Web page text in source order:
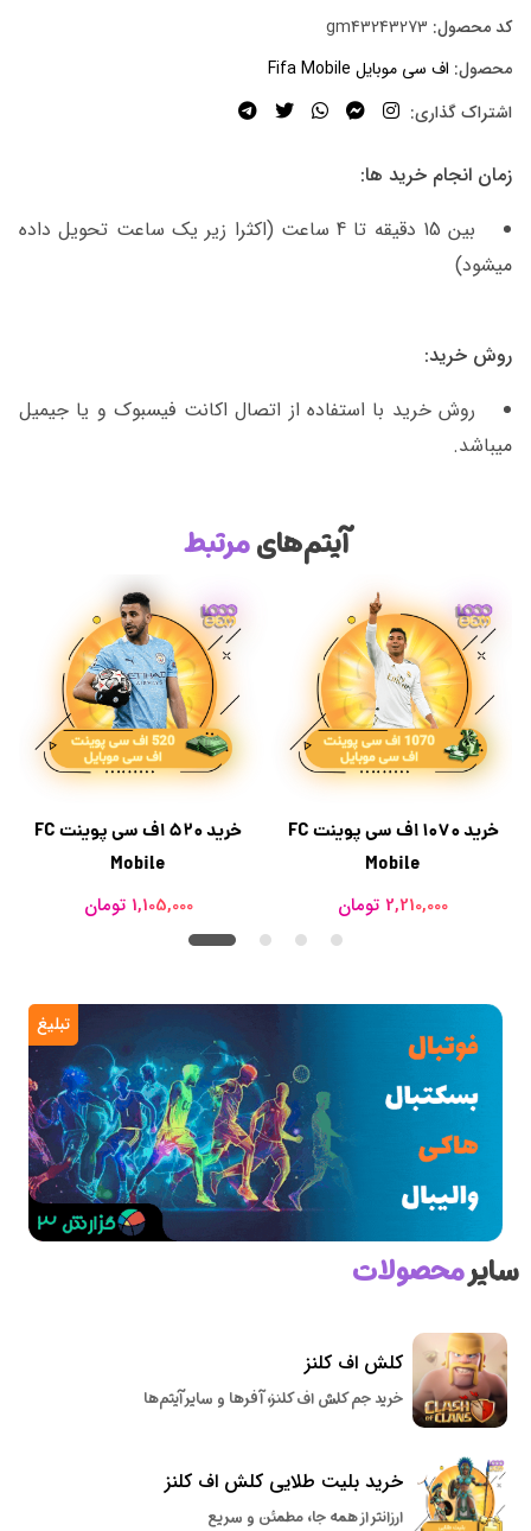
کد محصول:
محصول: اف سی موبایل Fifa Mobile
اشتراک گذاری:
زمان انجام خرید ها:
بین 15 دقیقه تا 4 ساعت (اکثرا زیر یک ساعت تحویل داده
میشود)
روش خرید:
روش خرید با استفاده از اتصال اکانت فیسبوک و یا جیمیل
میباشد.
آیتم‌هایمرتبط
خرید 520 اف سی پوینت FC
Mobile
1,105,000 تومان
خرید 1070 اف سی پوینت FC
Mobile
2,210,000 تومان
تبلیغ
سایرمحصولات
کلش اف کلنز
خرید جم کلش اف کلنز، آفرها و سایر آیتم‌ها
خرید بلیت طلایی کلش اف کلنز
ارزانتر از همه جا، مطمئن و سریع